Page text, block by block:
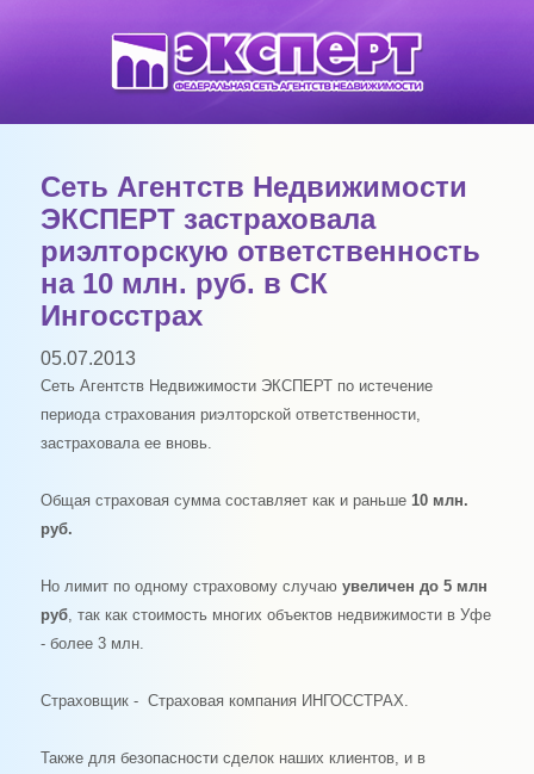
Сеть Агентств Недвижимости
ЭКСПЕРТ застраховала
риэлторскую ответственность
на 10 млн. руб. в СК
Ингосстрах
05.07.2013
Сеть Агентств Недвижимости ЭКСПЕРТ по истечение
периода страхования риэлторской ответственности,
застраховала ее вновь.
Общая страховая сумма составляет как и раньше 10 млн.
руб.
Но лимит по одному страховому случаю увеличен до 5 млн
руб, так как стоимость многих объектов недвижимости в Уфе
- более 3 млн.
Страховщик - Страховая компания ИНГОССТРАХ.
Также для безопасности сделок наших клиентов, и в